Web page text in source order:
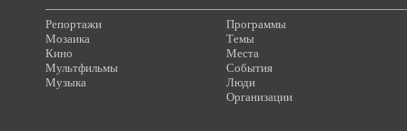
Репортажи
Мозаика
Кино
Мультфильмы
Музыка
Программы
Темы
Места
События
Люди
Организации